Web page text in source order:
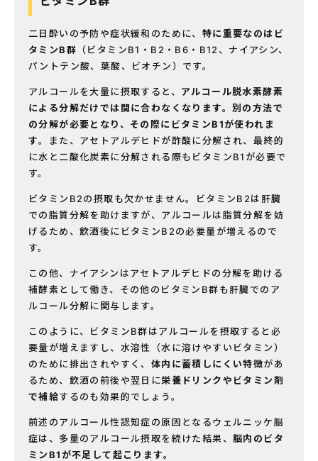
二日酔いの予防や症状緩和のために、 特に重要なのはビ
タミンB群 （ビタミンB1 ・B 2 ・B6 ・B12 、ナイアシン、
パントテン酸、葉酸、ビオチン）です。
アルコールを大量に摂取すると、 アルコール脱水素酵素
による分解だけでは間に合わなくなります。別の方法で
の分解が必要となり、その際にビタミンB1が使われま
す。また、アセトアルデヒドが酢酸に分解され、最終的
に水と二酸化炭素に分解される際もビタミンB1 が必要で
す。
ビタミンB2の摂取も欠かせません。ビタミンB 2は肝臓
での脂質分解を助けますが、アルコールは脂質分解を妨
げるため、飲酒後にビタミンB 2の必要量が増えるので
す。
この他、ナイアシンはアセトアルデヒドの分解を助ける
補酵素として働き、その他のビタミンB群も肝臓でのア
ルコール分解に関与します。
このように、ビタミンB群はアルコールを摂取すると必
要量が増えますし、水溶性（水に溶けやすいビタミン）
のために排出されやすく、 体内に蓄積しにくい特徴があ
るため、飲酒の前後や翌日に栄養ドリンクやビタミン剤
で補給するのも効果的でしょう。
前述のアルコール性認知症の原因となるウェルニッケ脳
症は、多量のアルコール摂取を続けた結果、 脳内のビタ
ミンB1が不足して起こります。